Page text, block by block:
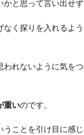
と思って言い出せず
なく探りを入れるよ
われないように気を
重いのです。
うことを引け目に感